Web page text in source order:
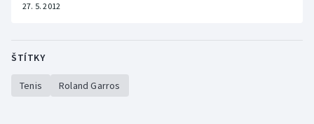
Volejbal
Ostatní
27. 5. 2012
ŠTÍTKY
Tenis Roland Garros